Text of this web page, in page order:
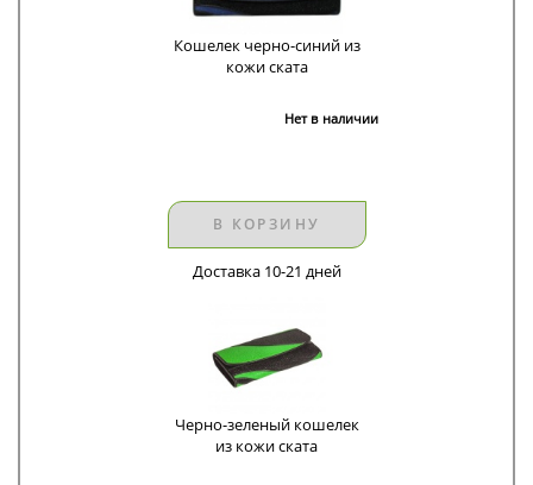
Кошелек черно-синий из
кожи ската
Нет в наличии
В КОРЗИНУ
Доставка 10-21 дней
Черно-зеленый кошелек
из кожи ската